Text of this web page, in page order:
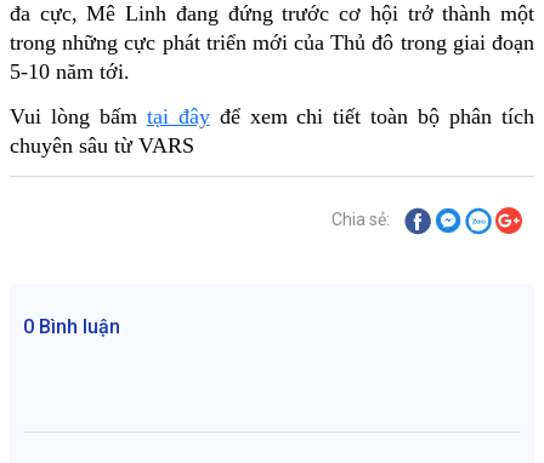
đa cực, Mê Linh đang đứng trước cơ hội trở thành một
trong những cực phát triển mới của Thủ đô trong giai đoạn
5-10 năm tới.
Vui lòng bấm tại đây để xem chi tiết toàn bộ phân tích
chuyên sâu từ VARS
Chia sẻ:
0 Bình luận